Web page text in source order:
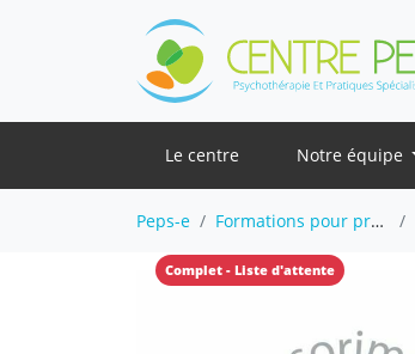
Le centre Notre équipe
Peps-e Formations pour professionnels
Complet - Liste d'attente